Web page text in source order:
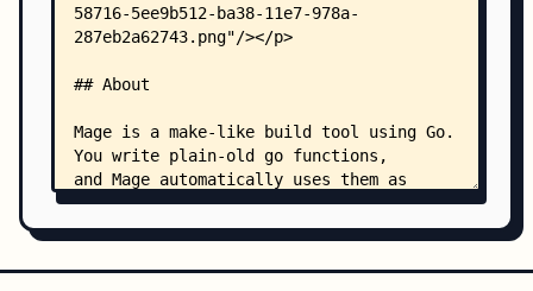
    │       │   └── magefile.go
    │       ├── bug508/
    │       │   └── deps/
    │       ├── compiled/
    │       │   └── custom.go
    │       ├── context/
    │       │   └── context.go
    │       ├── goos_magefiles/
    │       │   └── magefile_windows.go